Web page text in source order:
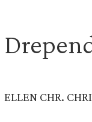
ELLEN CHR.